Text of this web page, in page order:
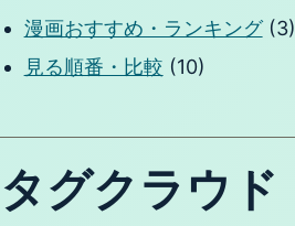
漫画おすすめ・ランキング(3)
見る順番・比較 (10)
タグクラウド